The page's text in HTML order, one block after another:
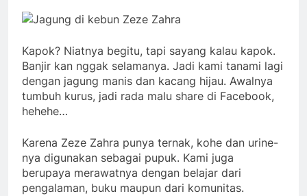
Kapok? Niatnya begitu, tapi sayang kalau kapok.
Banjir kan nggak selamanya. Jadi kami tanami lagi
dengan jagung manis dan kacang hijau. Awalnya
tumbuh kurus, jadi rada malu share di Facebook,
hehehe…
Karena Zeze Zahra punya ternak, kohe dan urine-
nya digunakan sebagai pupuk. Kami juga
berupaya merawatnya dengan belajar dari
pengalaman, buku maupun dari komunitas.